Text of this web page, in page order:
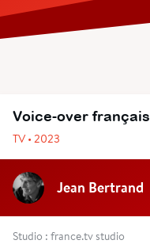
Voice-over français
TV • 2023
Jean Bertrand
Studio : france.tv studio